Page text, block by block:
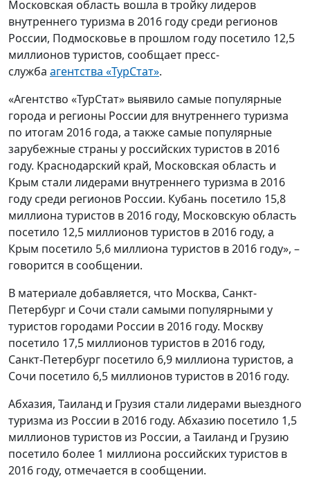
Московская область вошла в тройку лидеров
внутреннего туризма в 2016 году среди регионов
России, Подмосковье в прошлом году посетило 12,5
миллионов туристов, сообщает пресс-
служба агентства «ТурСтат».
«Агентство «ТурСтат» выявило самые популярные
города и регионы России для внутреннего туризма
по итогам 2016 года, а также самые популярные
зарубежные страны у российских туристов в 2016
году. Краснодарский край, Московская область и
Крым стали лидерами внутреннего туризма в 2016
году среди регионов России. Кубань посетило 15,8
миллиона туристов в 2016 году, Московскую область
посетило 12,5 миллионов туристов в 2016 году, а
Крым посетило 5,6 миллиона туристов в 2016 году», –
говорится в сообщении.
В материале добавляется, что Москва, Санкт-
Петербург и Сочи стали самыми популярными у
туристов городами России в 2016 году. Москву
посетило 17,5 миллионов туристов в 2016 году,
Санкт-Петербург посетило 6,9 миллиона туристов, а
Сочи посетило 6,5 миллионов туристов в 2016 году.
Абхазия, Таиланд и Грузия стали лидерами выездного
туризма из России в 2016 году. Абхазию посетило 1,5
миллионов туристов из России, а Таиланд и Грузию
посетило более 1 миллиона российских туристов в
2016 году, отмечается в сообщении.